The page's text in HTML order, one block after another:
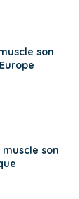
son
son